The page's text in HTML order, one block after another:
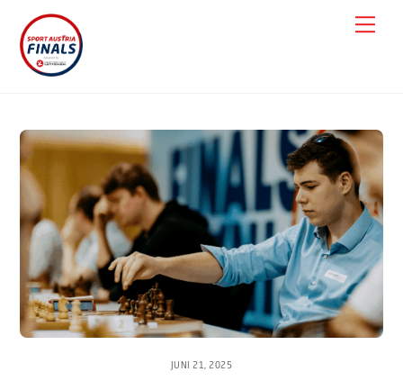
content
JUNI 21, 2025